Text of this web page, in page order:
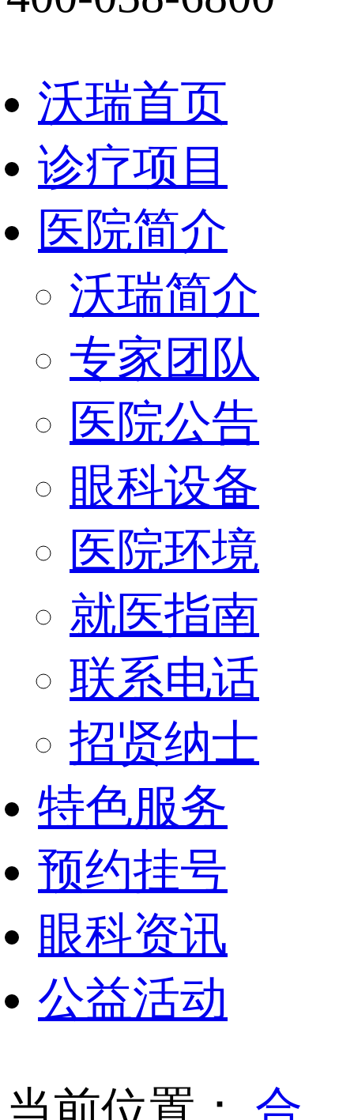
沃瑞首页
诊疗项目
医院简介
沃瑞简介
专家团队
医院公告
眼科设备
医院环境
就医指南
联系电话
招贤纳士
特色服务
预约挂号
眼科资讯
公益活动